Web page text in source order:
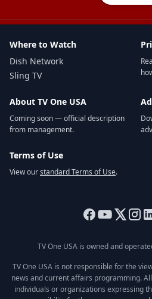
Where to Watch
Dish Network
Sling TV
About TV One USA
Coming soon — official description
from management.
Terms of Use
View ourstandard Terms of Use.
TV One USA is owned and
TV One USA is not responsible for the
news and current affairs programming.
individuals or organizations expressing